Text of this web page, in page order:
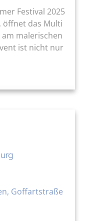
Festival 2025
öffnet das Multi
malerischen
ist nicht nur
Goffartstraße